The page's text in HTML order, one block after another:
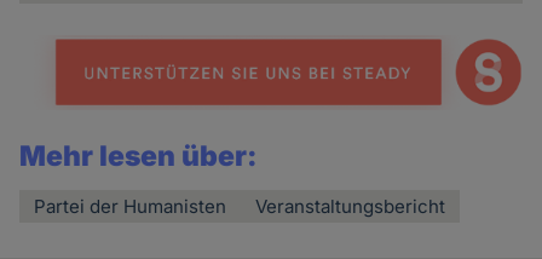
Mehr lesen über:
Partei der Humanisten Veranstaltungsbericht